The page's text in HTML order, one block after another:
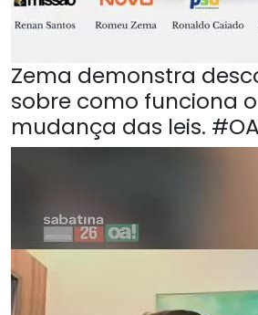
Zema demonstra
sobre como funciona
mudança das leis.